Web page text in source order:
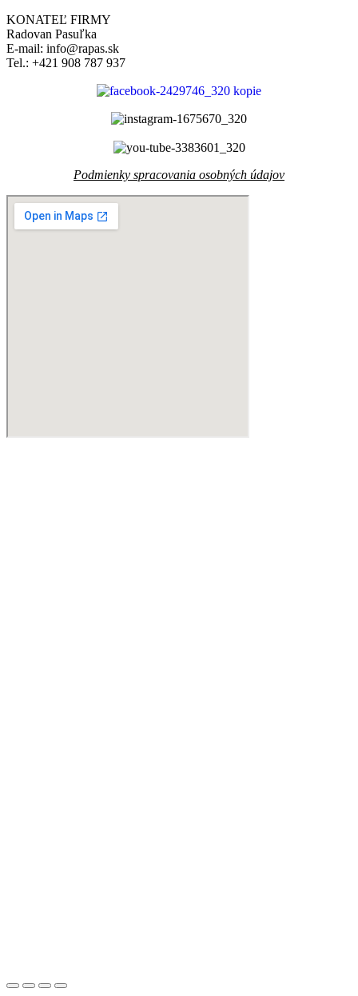
KONATEĽ FIRMY
Radovan Pasuľka
E-mail: info@rapas.sk
Tel.: +421 908 787 937
Podmienky spracovania osobných údajov